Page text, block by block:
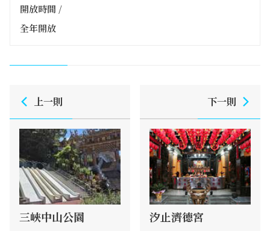
開放時間 /
全年開放
上一則
三峽中山公園
下一則
汐止濟德宮